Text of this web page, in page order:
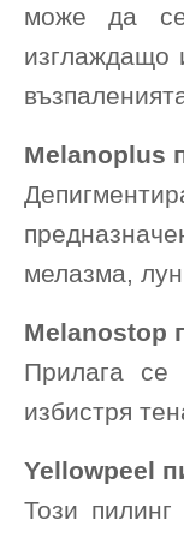
може да
изглаждащо
Melanoplus
мелазма,
Melanostop
Прилага се
избистря
Yellowpeel
Този